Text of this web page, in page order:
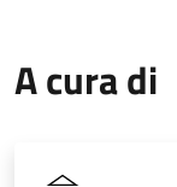
A cura di